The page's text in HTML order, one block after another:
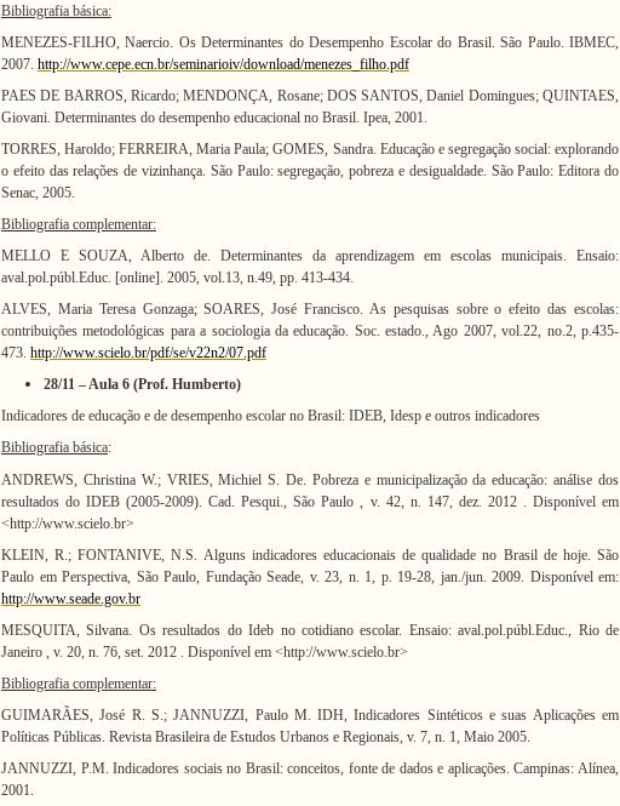
Bibliografia básica:
MENEZES-FILHO, Naercio. Os Determinantes do Desempenho Escolar do Brasil. São Paulo. IBMEC,
2007. http://www.cepe.ecn.br/seminarioiv/download/menezes_filho.pdf
PAES DE BARROS, Ricardo; MENDONÇA, Rosane; DOS SANTOS, Daniel Domingues; QUINTAES,
Giovani. Determinantes do desempenho educacional no Brasil. Ipea, 2001.
TORRES, Haroldo; FERREIRA, Maria Paula; GOMES, Sandra. Educação e segregação social: explorando
o efeito das relações de vizinhança. São Paulo: segregação, pobreza e desigualdade. São Paulo: Editora do
Senac, 2005.
Bibliografia complementar:
MELLO E SOUZA, Alberto de. Determinantes da aprendizagem em escolas municipais. Ensaio:
aval.pol.públ.Educ. [online]. 2005, vol.13, n.49, pp. 413-434.
ALVES, Maria Teresa Gonzaga; SOARES, José Francisco. As pesquisas sobre o efeito das escolas:
contribuições metodológicas para a sociologia da educação. Soc. estado., Ago 2007, vol.22, no.2, p.435-
473.
http://www.scielo.br/pdf/se/v22n2/07.pdf
28/11 – Aula 6 (Prof. Humberto)
Indicadores de educação e de desempenho escolar no Brasil: IDEB , Idesp e outros indicadores
Bibliografia básica:
ANDREWS, Christina W.; VRIES, Michiel S. De. Pobreza e municipalização da educação: análise dos
resultados do IDEB (2005-2009). Cad. Pesqui., São Paulo , v. 42, n. 147, dez. 2012 . Disponível em
<http://www.scielo.br>
KLEIN, R.; FONTANIVE, N.S. Alguns indicadores educacionais de qualidade no Brasil de hoje. São
Paulo em Perspectiva, São Paulo, Fundação Seade, v. 23, n. 1, p. 19-28, jan./jun. 2009. Disponível em:
http://www.seade.gov.br
MESQUITA, Silvana. Os resultados do Ideb no cotidiano escolar. Ensaio: aval.pol.públ.Educ., Rio de
Janeiro , v. 20, n. 76, set. 2012 . Disponível em <http://www.scielo.br>
Bibliografia complementar:
GUIMARÃES, José R. S.; JANNUZZI, Paulo M. IDH, Indicadores Sintéticos e suas Aplicações em
Políticas Públicas. Revista Brasileira de Estudos Urbanos e Regionais, v. 7, n. 1, Maio 2005.
JANNUZZI, P.M. Indicadores sociais no Brasil: conceitos, fonte de dados e aplicações. Campinas: Alínea,
2001.